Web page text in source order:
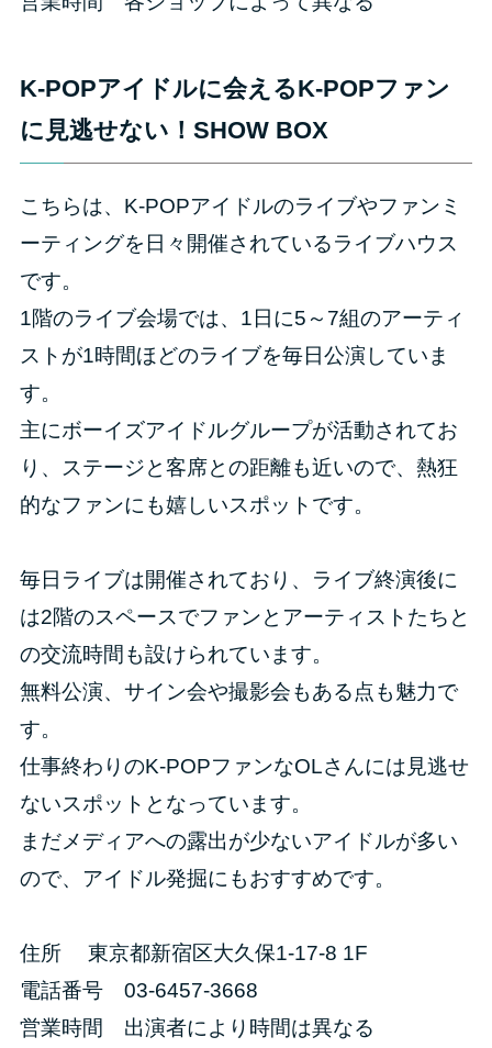
K-POPアイドルに会えるK-POPファン
に見逃せない！SHOW BOX
こちらは、K-POPアイドルのライブやファンミ
ーティングを日々開催されているライブハウス
です。
1階のライブ会場では、1日に5～7組のアーティ
ストが1時間ほどのライブを毎日公演していま
す。
主にボーイズアイドルグループが活動されてお
り、ステージと客席との距離も近いので、熱狂
的なファンにも嬉しいスポットです。
毎日ライブは開催されており、ライブ終演後に
は2階のスペースでファンとアーティストたちと
の交流時間も設けられています。
無料公演、サイン会や撮影会もある点も魅力で
す。
仕事終わりのK-POPファンなOLさんには見逃せ
ないスポットとなっています。
まだメディアへの露出が少ないアイドルが多い
ので、アイドル発掘にもおすすめです。
住所 東京都新宿区大久保1-17-8 1F
電話番号 03-6457-3668
営業時間 出演者により時間は異なる